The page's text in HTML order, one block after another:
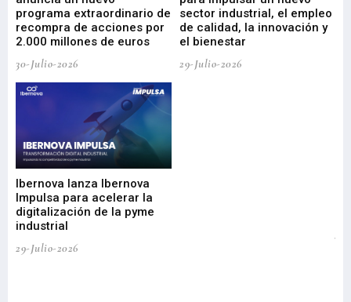
programa extraordinario de
recompra de acciones por
2.000 millones de euros
30-Julio-2026
sector industrial, el empleo
de calidad, la innovación y
el bienestar
29-Julio-2026
Ibernova lanza Ibernova
Impulsa para acelerar la
digitalización de la pyme
industrial
29-Julio-2026